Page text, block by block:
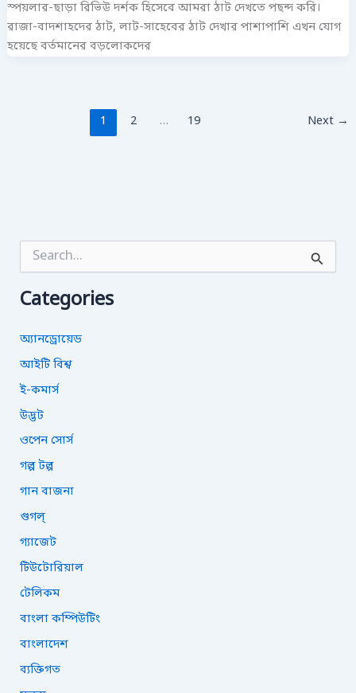
স্পয়লার-ছাড়া রিভিউ দর্শক হিসেবে আমরা ঠাট দেখতে পছন্দ করি।
রাজা-বাদশাহদের ঠাট, লাট-সাহেবের ঠাট দেখার পাশাপাশি এখন যোগ
হয়েছে বর্তমানের বড়লোকদের
1 2 … 19 Next →
r
f
o
:
Categories
অ্যানড্রোয়েড
আইটি বিশ্ব
ই-কমার্স
উদ্ভট
ওপেন সোর্স
গল্প টল্প
গান বাজনা
গুগল্
গ্যাজেট
টিউটোরিয়াল
টেলিকম
বাংলা কম্পিউটিং
বাংলাদেশ
ব্যক্তিগত